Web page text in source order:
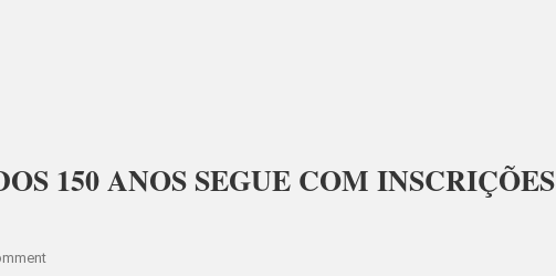
150 ANOS SEGUE COM INSCRIÇÕES
On